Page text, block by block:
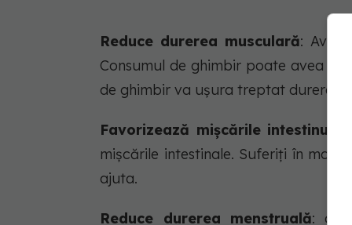
Reduce durerea musculară: Aveți
Consumul de ghimbir poate avea o
de ghimbir va ușura treptat durerea.
Favorizează mișcările intestinului
mișcările intestinale. Suferiți în mod
ajuta.
Reduce durerea menstruală: